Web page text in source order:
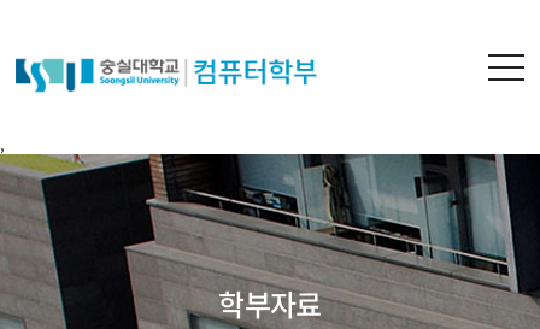
,
학부자료